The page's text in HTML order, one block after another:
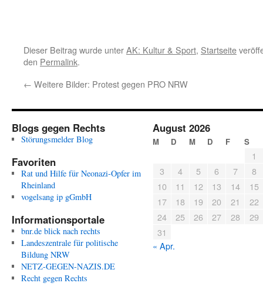
Dieser Beitrag wurde unterAK: Kultur & Sport, Startseite
den Permalink.
← Weitere Bilder: Protest gegen PRO NRW
Blogs gegen Rechts
Störungsmelder Blog
Favoriten
Rat und Hilfe für Neonazi-Opfer im
Rheinland
vogelsang ip gGmbH
Informationsportale
bnr.de blick nach rechts
Landeszentrale für politische
Bildung NRW
NETZ-GEGEN-NAZIS.DE
Recht gegen Rechts
August 2026
M D M D F S
1
3
4 5 6 7
8
10
11 12 13 14
15
17
18 19 20 21
22
24
25 26 27 28
29
31
« Apr.